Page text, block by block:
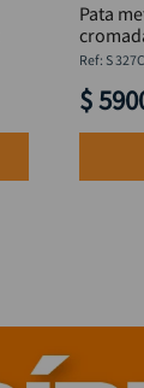
Pata
: S 327C
$